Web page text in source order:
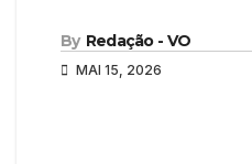
By Redação - VO
MAI 15, 2026